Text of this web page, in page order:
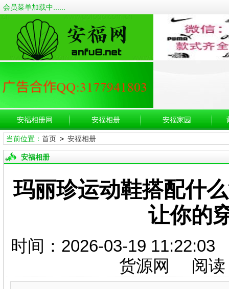
会员菜单加载中......
安福相册网 安福相册 安福家园
当前位置： 首页> 安福相册
安福相册
玛丽珍运动鞋搭配什
让你的
时间：2026-03-19
货源网 阅读